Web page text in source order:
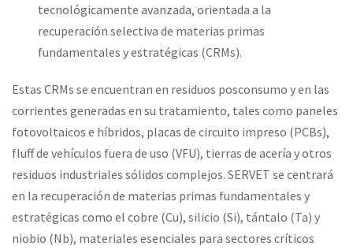
tecnológicamente avanzada, orientada a la
recuperación selectiva de materias primas
fundamentales y estratégicas (CRMs).
Estas CRMs se encuentran en residuos posconsumo y en las
corrientes generadas en su tratamiento, tales como paneles
fotovoltaicos e híbridos, placas de circuito impreso (PCBs),
fluff de vehículos fuera de uso (VFU), tierras de acería y otros
residuos industriales sólidos complejos. SERVET se centrará
en la recuperación de materias primas fundamentales y
estratégicas como el cobre (Cu), silicio (Si), tántalo (Ta) y
niobio (Nb), materiales esenciales para sectores críticos